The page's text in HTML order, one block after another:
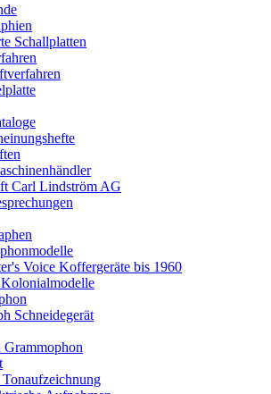
Schallplatten
Carl Lindström AG
Voice Koffergeräte bis 1960
Schneidegerät